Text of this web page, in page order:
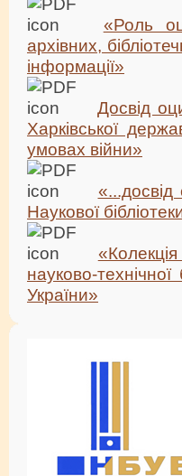
«Роль
архівних,
інформації»
Досвід
Харківської
умовах війни»
Наукової
науково-
України»